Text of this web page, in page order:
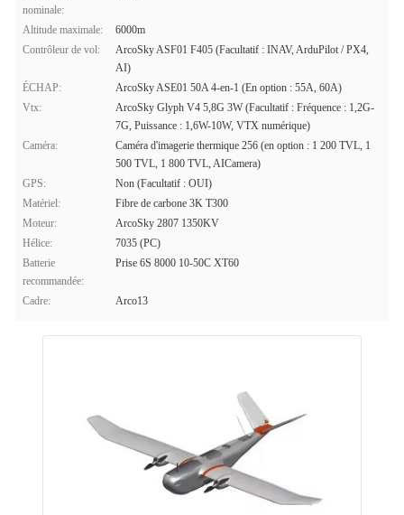
nominale:
Altitude maximale:
6000m
Contrôleur de vol:
ArcoSky ASF01 F405 (Facultatif : INAV, ArduPilot / PX4,
AI)
ÉCHAP:
ArcoSky ASE01 50A 4-en-1 (En option : 55A, 60A)
Vtx:
ArcoSky Glyph V4 5,8G 3W (Facultatif : Fréquence : 1,2G-
7G, Puissance : 1,6W-10W, VTX numérique)
Caméra:
Caméra d'imagerie thermique 256 (en option : 1 200 TVL, 1
500 TVL, 1 800 TVL, AICamera)
GPS:
Non (Facultatif : OUI)
Matériel:
Fibre de carbone 3K T300
Moteur:
ArcoSky 2807 1350KV
Hélice:
7035 (PC)
Batterie
recommandée:
Prise 6S 8000 10-50C XT60
Cadre: Arco13